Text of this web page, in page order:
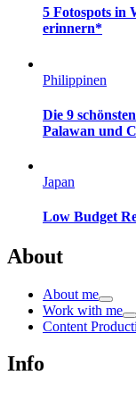
5 Fotospots in
erinnern*
Philippinen
Die 9
Palawan und
Japan
Low Budget
About
About me
Work with me
Content
Info